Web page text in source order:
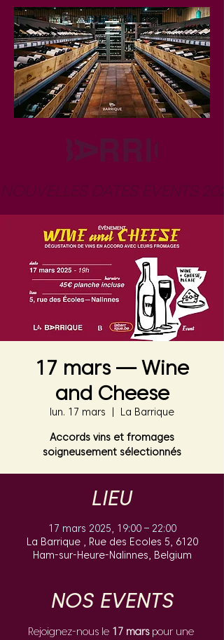
17 mars — Wine
and Cheese
lun. 17 mars La Barrique
Accords vins et fromages
soigneusement sélectionnés
LIEU
17 mars 2025, 19:00 – 22:00
La Barrique , Rue des Ecoles 5, 6120
Ham-sur-Heure-Nalinnes, Belgium
NOS EVENTS
Rejoignez-nous le 17 mars pour une